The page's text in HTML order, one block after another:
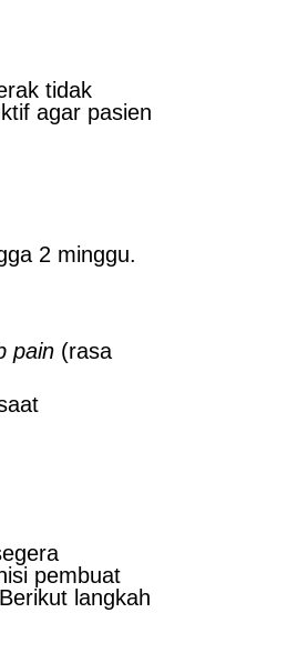
tidak
agar pasien
2 minggu.
pain (rasa
pembuat
langkah